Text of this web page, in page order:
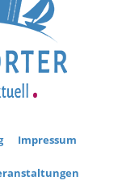
Impressum